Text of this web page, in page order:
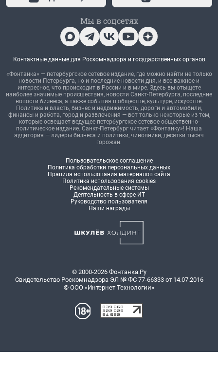
Мы в соцсетях
Контактные данные для Роскомнадзора и государственных органов
«Фонтанка» — петербургское сетевое издание, где можно найти не только
новости Петербурга, но и последние новости дня, и все важное и
интересное, что происходит в России и в мире. Здесь вы отыщете
наиболее значимые происшествия, новости Санкт-Петербурга, последние
новости бизнеса, а также события в обществе, культуре, искусстве.
Политика и власть, бизнес и недвижимость, дороги и автомобили,
финансы и работа, город и развлечения — вот только некоторые из тем,
которые освещает ведущее петербургское сетевое общественно-
политическое издание. Санкт-Петербург читает «Фонтанку»! Наша
аудитория — лидеры бизнеса и политики, чиновники, десятки тысяч
горожан.
Пользовательское соглашение
Политика обработки персональных данных
Правила использования материалов сайта
Политика использования cookies
Рекомендательные системы
Деятельность в сфере ИТ
Руководство пользователя
Наши награды
© 2000-2026 Фонтанка.Ру
Свидетельство Роскомнадзора ЭЛ № ФС 77-66333 от 14.07.2016
© ООО «Интернет Технологии»